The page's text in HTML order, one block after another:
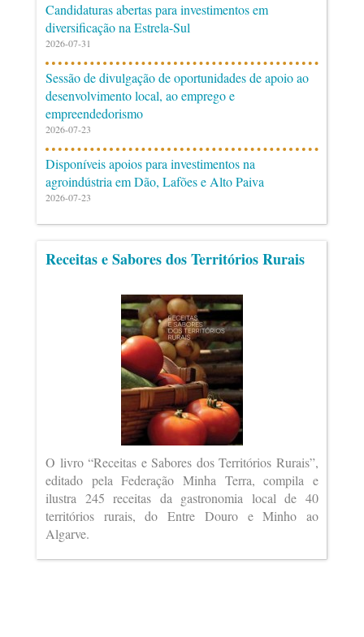
Candidaturas abertas para investimentos em
diversificação na Estrela-Sul
2026-07-31
Sessão de divulgação de oportunidades de apoio ao
desenvolvimento local, ao emprego e
empreendedorismo
2026-07-23
Disponíveis apoios para investimentos na
agroindústria em Dão, Lafões e Alto Paiva
2026-07-23
Receitas e Sabores dos Territórios Rurais
O livro “Receitas e Sabores dos Territórios Rurais”,
editado pela Federação Minha Terra, compila e
ilustra 245 receitas da gastronomia local de 40
territórios rurais, do Entre Douro e Minho ao
Algarve.